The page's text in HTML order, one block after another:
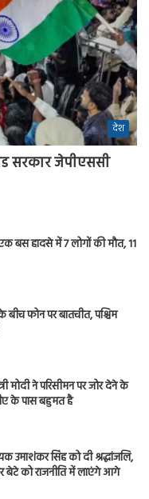
देश
सरकार जेपीएससी
बस हादसे में 7 लोगों की मौत, 11
फोन पर बातचीत, पश्चिम
मोदी ने परिसीमन पर जोर देने के
के पास बहुमत है
उमाशंकर सिंह को दी श्रद्धांजलि,
बेटे को राजनीति में लाएंगे आगे